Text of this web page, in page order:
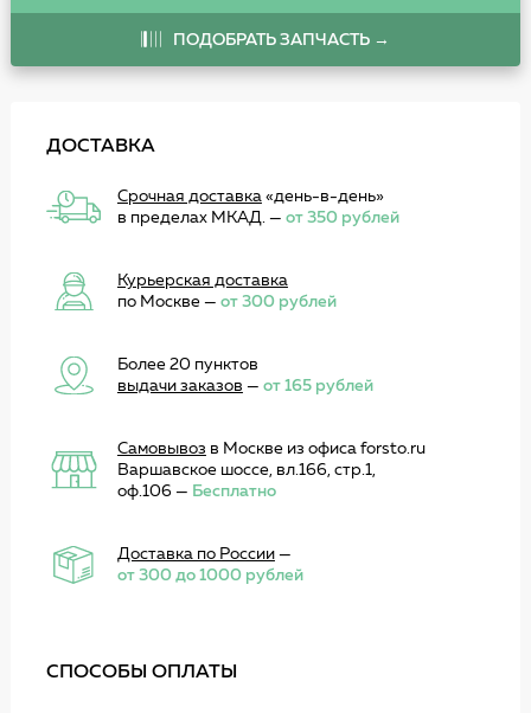
ПОДОБРАТЬ ЗАПЧАСТЬ →
ДОСТАВКА
Срочная доставка«день-в-день»
в пределах МКАД. — от 350 рублей
Курьерская доставка
по Москве — от 300 рублей
Более 20 пунктов
выдачи заказов — от 165 рублей
Самовывоз в Москве из офиса forsto.ru
Варшавское шоссе, вл.166, стр.1,
оф.106 — Бесплатно
Доставка по России—
от 300 до 1000 рублей
СПОСОБЫ ОПЛАТЫ